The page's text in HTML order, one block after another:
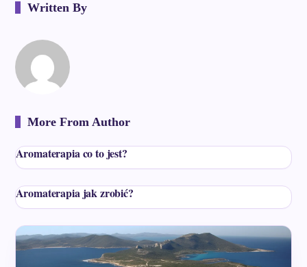
Written By
More From Author
Aromaterapia co to jest?
Aromaterapia jak zrobić?